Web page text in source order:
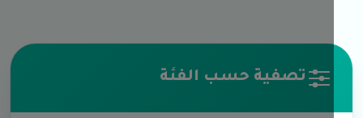
تصفية حسب الفئة